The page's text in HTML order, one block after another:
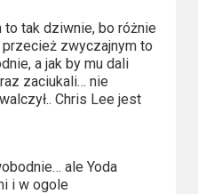
to tak dziwnie, bo różnie
zwyczajnym to
a jak by mu dali
zaciukali… nie
Chris Lee jest
ale Yoda
i w ogole